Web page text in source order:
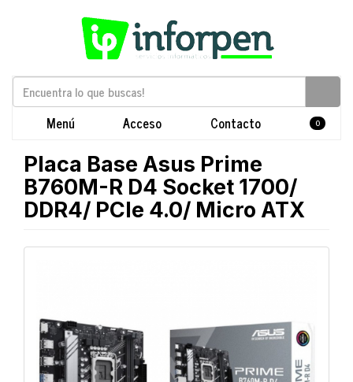
Menú Acceso Contacto 0
Placa Base Asus Prime
B760M-R D4 Socket 1700/
DDR4/ PCIe 4.0/ Micro ATX